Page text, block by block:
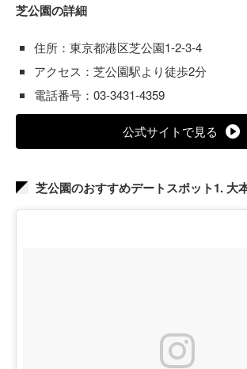
芝公園の詳細
住所：東京都港区芝公園1-2-3-4
アクセス：芝公園駅より徒歩2分
電話番号：03-3431-4359
公式サイトで見る
芝公園のおすすめデートスポット1. 大